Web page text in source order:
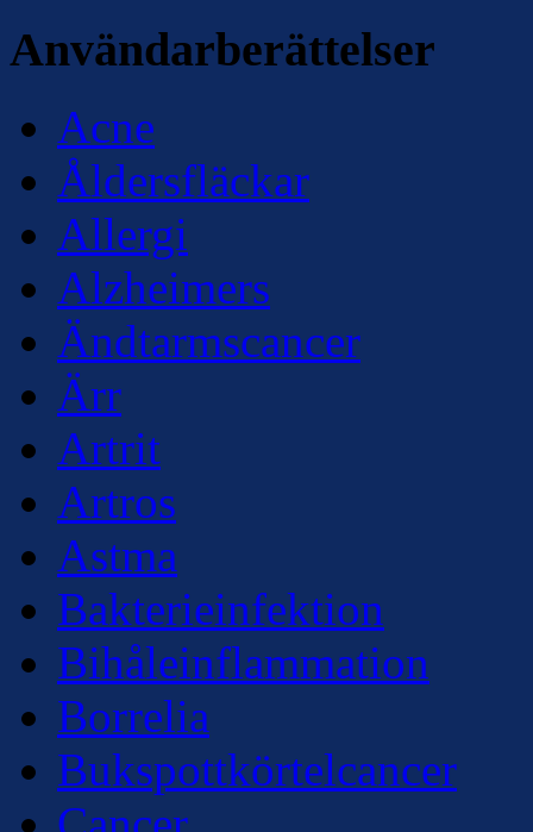
Användarberättelser
Acne
Åldersfläckar
Allergi
Alzheimers
Ändtarmscancer
Ärr
Artrit
Artros
Astma
Bakterieinfektion
Bihåleinflammation
Borrelia
Bukspottkörtelcancer